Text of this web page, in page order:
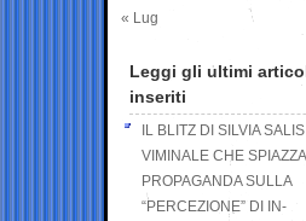
« Lug
Leggi gli ultimi
inseriti
IL BLITZ DI SILVIA
VIMINALE CHE
PROPAGANDA SULLA
“PERCEZIONE” DI IN-